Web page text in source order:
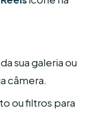
sua galeria ou
câmera.
ou filtros para